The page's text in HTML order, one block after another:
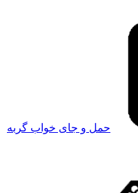
حمل و جای خواب گربه